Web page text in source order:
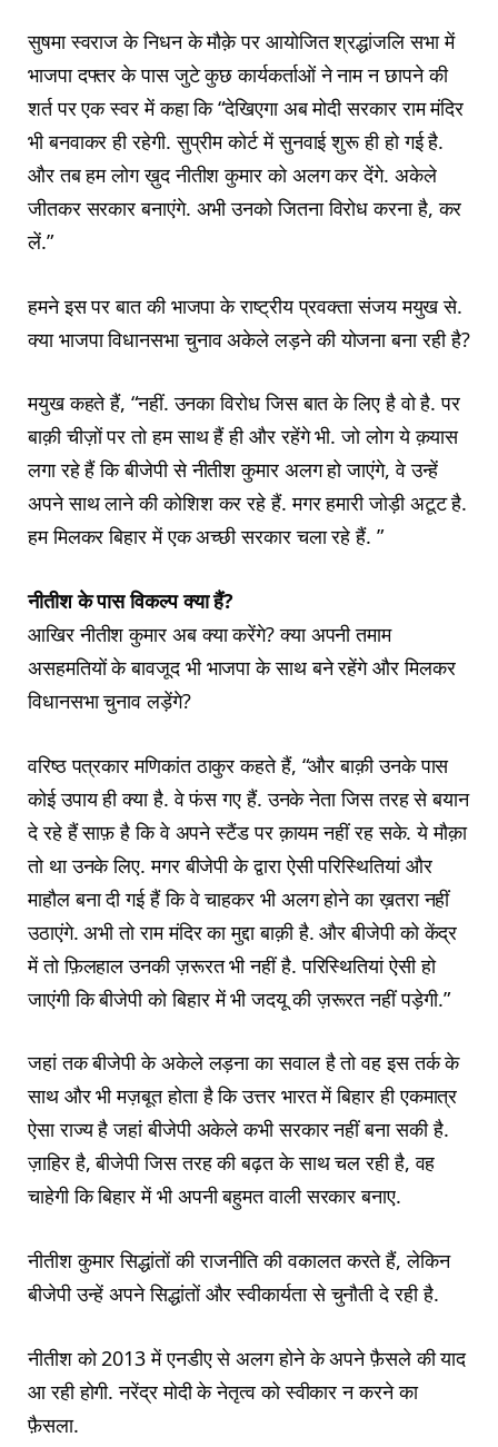
सुषमा स्वराज के निधन के मौक़े पर आयोजित श्रद्धांजलि सभा में
भाजपा दफ्तर के पास जुटे कुछ कार्यकर्ताओं ने नाम न छापने की
शर्त पर एक स्वर में कहा कि “देखिएगा अब मोदी सरकार राम मंदिर
भी बनवाकर ही रहेगी. सुप्रीम कोर्ट में सुनवाई शुरू ही हो गई है.
और तब हम लोग ख़ुद नीतीश कुमार को अलग कर देंगे. अकेले
जीतकर सरकार बनाएंगे. अभी उनको जितना विरोध करना है, कर
लें.”
हमने इस पर बात की भाजपा के राष्ट्रीय प्रवक्ता संजय मयुख से.
क्या भाजपा विधानसभा चुनाव अकेले लड़ने की योजना बना रही है?
मयुख कहते हैं, “नहीं. उनका विरोध जिस बात के लिए है वो है. पर
बाक़ी चीज़ों पर तो हम साथ हैं ही और रहेंगे भी. जो लोग ये क़यास
लगा रहे हैं कि बीजेपी से नीतीश कुमार अलग हो जाएंगे, वे उन्हें
अपने साथ लाने की कोशिश कर रहे हैं. मगर हमारी जोड़ी अटूट है.
हम मिलकर बिहार में एक अच्छी सरकार चला रहे हैं. ”
नीतीश के पास विकल्प क्या हैं?
आखिर नीतीश कुमार अब क्या करेंगे? क्या अपनी तमाम
असहमतियों के बावजूद भी भाजपा के साथ बने रहेंगे और मिलकर
विधानसभा चुनाव लड़ेंगे?
वरिष्ठ पत्रकार मणिकांत ठाकुर कहते हैं, “और बाक़ी उनके पास
कोई उपाय ही क्या है. वे फंस गए हैं. उनके नेता जिस तरह से बयान
दे रहे हैं साफ़ है कि वे अपने स्टैंड पर क़ायम नहीं रह सके. ये मौक़ा
तो था उनके लिए. मगर बीजेपी के द्वारा ऐसी परिस्थितियां और
माहौल बना दी गई हैं कि वे चाहकर भी अलग होने का ख़तरा नहीं
उठाएंगे. अभी तो राम मंदिर का मुद्दा बाक़ी है. और बीजेपी को केंद्र
में तो फ़िलहाल उनकी ज़रूरत भी नहीं है. परिस्थितियां ऐसी हो
जाएंगी कि बीजेपी को बिहार में भी जदयू की ज़रूरत नहीं पड़ेगी.”
जहां तक बीजेपी के अकेले लड़ना का सवाल है तो वह इस तर्क के
साथ और भी मज़बूत होता है कि उत्तर भारत में बिहार ही एकमात्र
ऐसा राज्य है जहां बीजेपी अकेले कभी सरकार नहीं बना सकी है.
ज़ाहिर है, बीजेपी जिस तरह की बढ़त के साथ चल रही है, वह
चाहेगी कि बिहार में भी अपनी बहुमत वाली सरकार बनाए.
नीतीश कुमार सिद्धांतों की राजनीति की वकालत करते हैं, लेकिन
बीजेपी उन्हें अपने सिद्धांतों और स्वीकार्यता से चुनौती दे रही है.
नीतीश को 2013 में एनडीए से अलग होने के अपने फ़ैसले की याद
आ रही होगी. नरेंद्र मोदी के नेतृत्व को स्वीकार न करने का
फ़ैसला.